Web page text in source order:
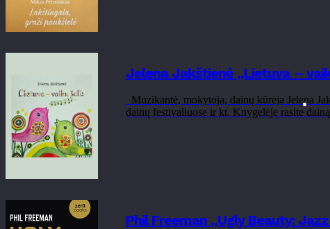
Jelena Jakštienė „Lietuva –
Muzikantė, mokytoja, dainų kūrėja Jelena
dainų festivaliuose ir kt. Knygelėje rasite
Phil Freeman „Ugly Beauty: